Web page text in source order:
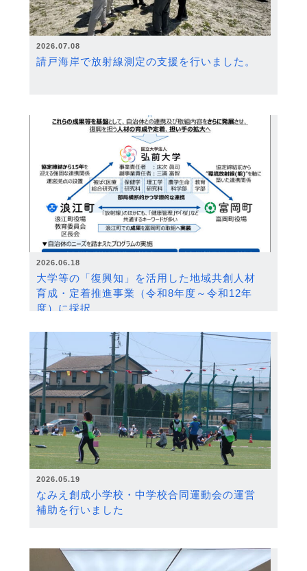
2026.07.08
請戸海岸で放射線測定の支援を行いました。
2026.06.18
大学等の「復興知」を活用した地域共創人材
育成・定着推進事業（令和8年度～令和12年
度）に採択
2026.05.19
なみえ創成小学校・中学校合同運動会の運営
補助を行いました